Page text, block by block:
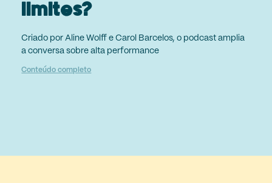
limites?
Criado por Aline Wolff e Carol Barcelos, o podcast amplia
a conversa sobre alta performance
Conteúdo completo